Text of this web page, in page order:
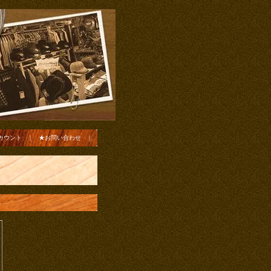
ウント| ★お問い合わせ |